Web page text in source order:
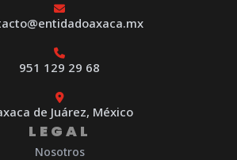
951 129 29 68
de Juárez, México
LEGAL
Nosotros